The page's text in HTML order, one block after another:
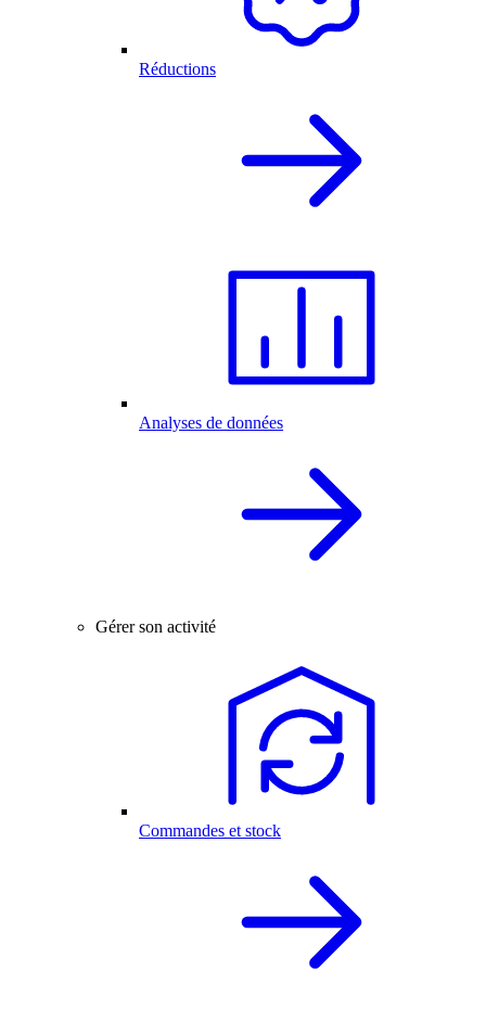
Réductions
Analyses de données
Gérer son activité
Commandes et stock